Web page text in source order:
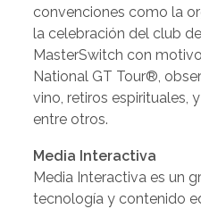
convenciones como la
la celebración del club
MasterSwitch con
National GT Tour®,
vino, retiros espirituales,
entre otros.
Media Interactiva
Media Interactiva es un
tecnología y contenido